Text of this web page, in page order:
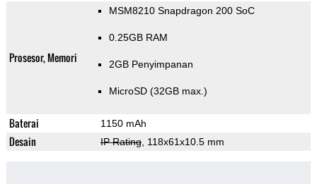
Prosesor, Memori
MSM8210 Snapdragon 200 SoC
0.25GB RAM
2GB Penyimpanan
MicroSD (32GB max.)
Baterai 1150 mAh
Desain IP Rating, 118x61x10.5 mm